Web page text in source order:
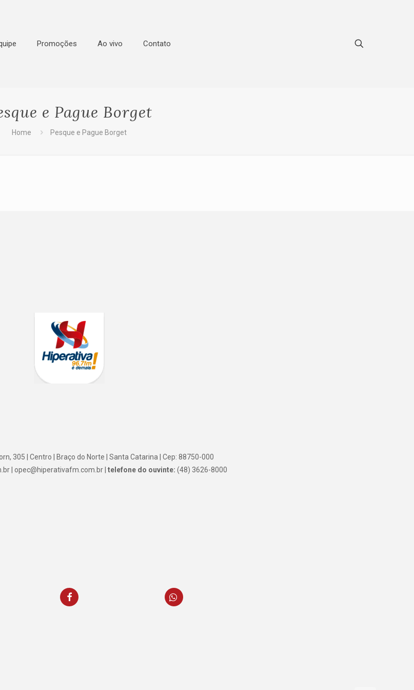
Promoções Ao vivo Contato
e Pague Borget
Home Pesque e Pague Borget
305 | Centro | Braço do Norte | Santa Catarina | Cep: 88750-000
| opec@hiperativafm.com.br | telefone do ouvinte: (48) 3626-8000